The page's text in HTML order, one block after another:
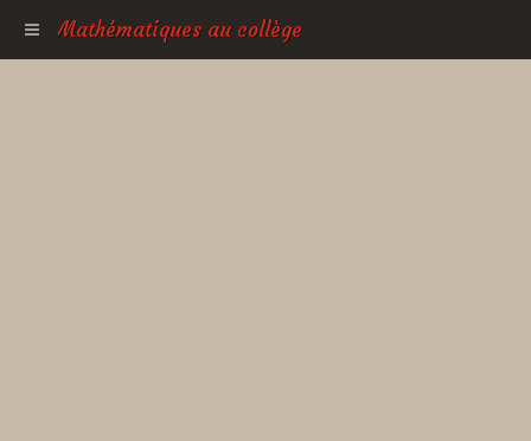
Mathématiques au collège